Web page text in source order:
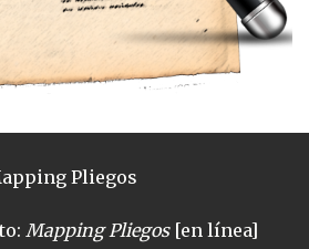
Pliegos
Mapping Pliegos[en línea]